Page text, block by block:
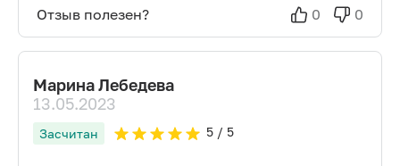
Отзыв полезен? 0 0
Марина Лебедева
13.05.2023
Засчитан 5/ 5